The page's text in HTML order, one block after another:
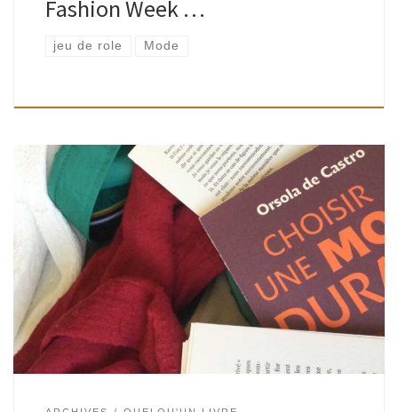
Fashion Week …
jeu de role Mode
Orsola de Castro est co-fondatrice du mouvement Fashion
Revolution créé en 2013, suite à la tragédie du Rana Plaza au
Bangladesh.Elle nous propose des outils concrets et
pratiques pour mener […]